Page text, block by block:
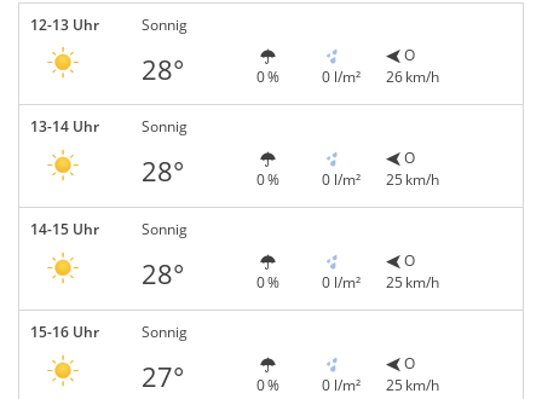
12-13 Uhr Sonnig
28° 0 % 0 l/m²
O
26 km/h
13-14 Uhr Sonnig
28° 0 % 0 l/m²
O
25 km/h
14-15 Uhr Sonnig
28° 0 % 0 l/m²
O
25 km/h
15-16 Uhr Sonnig
27° 0 % 0 l/m²
O
25 km/h